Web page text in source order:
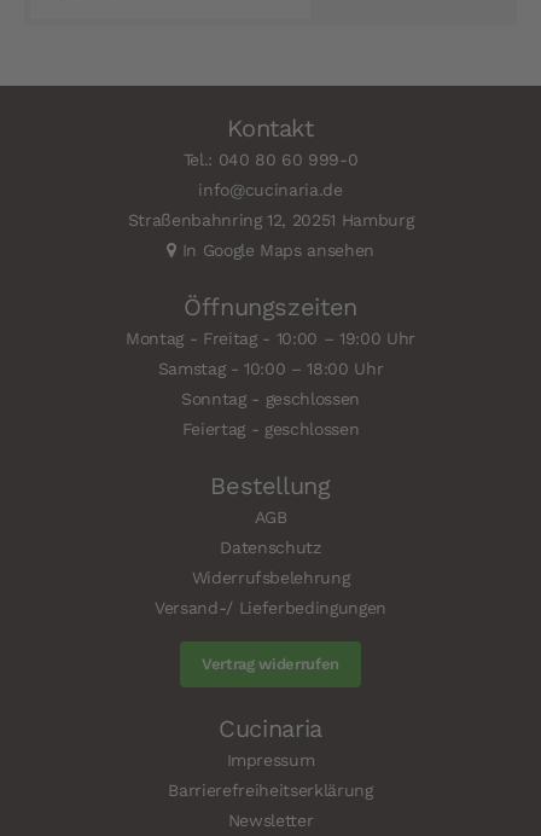
Kontakt
Tel.: 040 80 60 999-0
info@cucinaria.de
Straßenbahnring 12, 20251 Hamburg
In Google Maps ansehen
Öffnungszeiten
Montag - Freitag - 10:00 – 19:00 Uhr
Samstag - 10:00 – 18:00 Uhr
Sonntag - geschlossen
Feiertag - geschlossen
Bestellung
AGB
Datenschutz
Widerrufsbelehrung
Versand-/ Lieferbedingungen
Vertrag widerrufen
Cucinaria
Impressum
Barrierefreiheitserklärung
Newsletter